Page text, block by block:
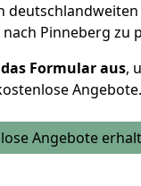
Pinneberg zu
Formular aus,
Angebote.
Angebote